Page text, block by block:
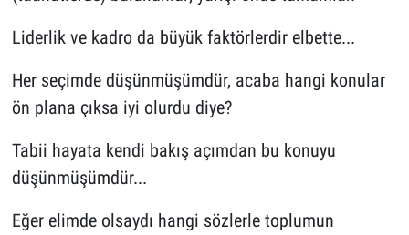
Liderlik ve kadro da büyük faktörlerdir elbette...
Her seçimde düşünmüşümdür, acaba hangi konular
ön plana çıksa iyi olurdu diye?
Tabii hayata kendi bakış açımdan bu konuyu
düşünmüşümdür...
Eğer elimde olsaydı hangi sözlerle toplumun